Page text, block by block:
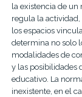
la existencia de
regula la actividad,
los espacios
determina no solo
modalidades de
y las posibilidades
educativo. La
inexistente, en el